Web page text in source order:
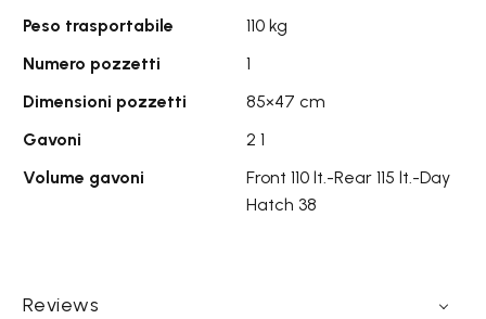
Peso trasportabile
110 kg
Numero pozzetti
1
Dimensioni pozzetti
85×47 cm
Gavoni
2 1
Volume gavoni
Front 110 lt.-Rear 115 lt.-Day
Hatch 38
Reviews